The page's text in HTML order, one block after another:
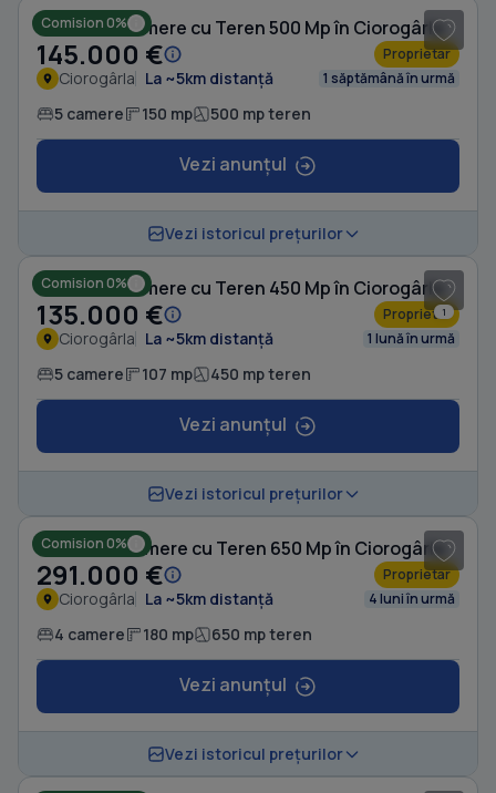
Comision 0%
Casă cu 5 camere cu Teren 500 Mp în Ciorogârla
145.000 € Proprietar
Ciorogârla La ~5km distanță 1 săptămână în urmă
5 camere 150 mp 500 mp teren
Vezi anunțul
Vezi istoricul prețurilor
1
Comision 0%
Casă cu 5 camere cu Teren 450 Mp în Ciorogârla
135.000 € Proprietar
Ciorogârla La ~5km distanță 1 lună în urmă
5 camere 107 mp 450 mp teren
Vezi anunțul
Vezi istoricul prețurilor
Comision 0%
Casă cu 4 camere cu Teren 650 Mp în Ciorogârla
291.000 € Proprietar
Ciorogârla La ~5km distanță 4 luni în urmă
4 camere 180 mp 650 mp teren
Vezi anunțul
Vezi istoricul prețurilor